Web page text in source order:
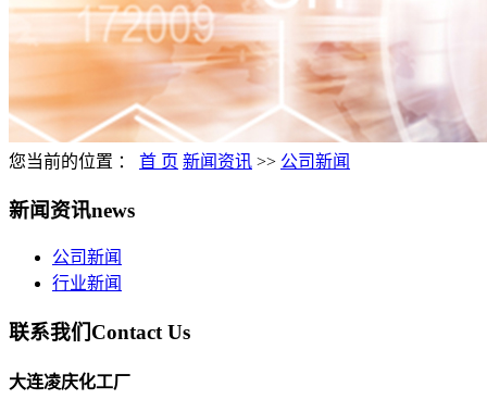
您当前的位置 ： 首 页 新闻资讯 >> 公司新闻
新闻资讯news
公司新闻
行业新闻
联系我们Contact Us
大连凌庆化工厂